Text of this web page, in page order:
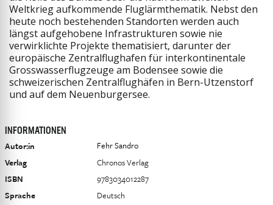
Weltkrieg aufkommende Fluglärmthematik. Nebst den
heute noch bestehenden Standorten werden auch
längst aufgehobene Infrastrukturen sowie nie
verwirklichte Projekte thematisiert, darunter der
europäische Zentralflughafen für interkontinentale
Grosswasserflugzeuge am Bodensee sowie die
schweizerischen Zentralflughäfen in Bern-Utzenstorf
und auf dem Neuenburgersee.
INFORMATIONEN
Autor:in
Fehr Sandro
Verlag
Chronos Verlag
ISBN
9783034012287
Sprache
Deutsch